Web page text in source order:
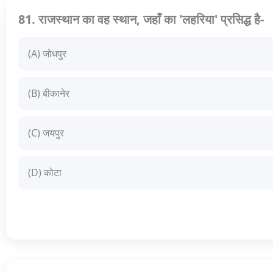
81. राजस्थान का वह स्थान, जहाँ का 'लहरिया' प्रसिद्ध है-
(A) जोधपुर
(B) बीकानेर
(C) जयपुर
(D) कोटा